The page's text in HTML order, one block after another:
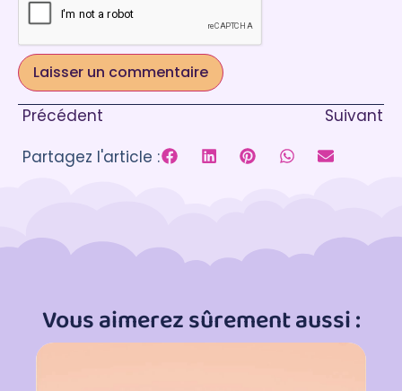
Précédent
Suivant
Partagez l'article :
Vous aimerez sûrement aussi :